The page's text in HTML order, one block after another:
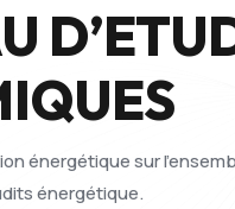
énergétique sur
énergétique.